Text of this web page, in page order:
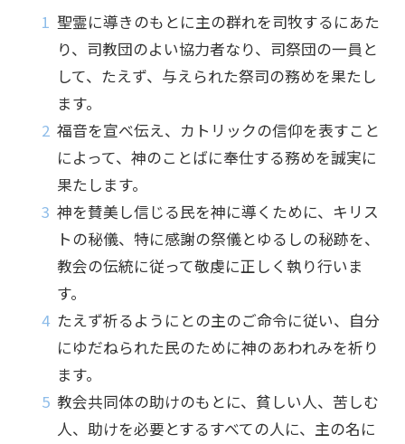
聖霊に導きのもとに主の群れを司牧するにあた
り、司教団のよい協力者なり、司祭団の一員と
して、たえず、与えられた祭司の務めを果たし
ます。
福音を宣べ伝え、カトリックの信仰を表すこと
によって、神のことばに奉仕する務めを誠実に
果たします。
神を賛美し信じる民を神に導くために、キリス
トの秘儀、特に感謝の祭儀とゆるしの秘跡を、
教会の伝統に従って敬虔に正しく執り行いま
す。
たえず祈るようにとの主のご命令に従い、自分
にゆだねられた民のために神のあわれみを祈り
ます。
教会共同体の助けのもとに、貧しい人、苦しむ
人、助けを必要とするすべての人に、主の名に